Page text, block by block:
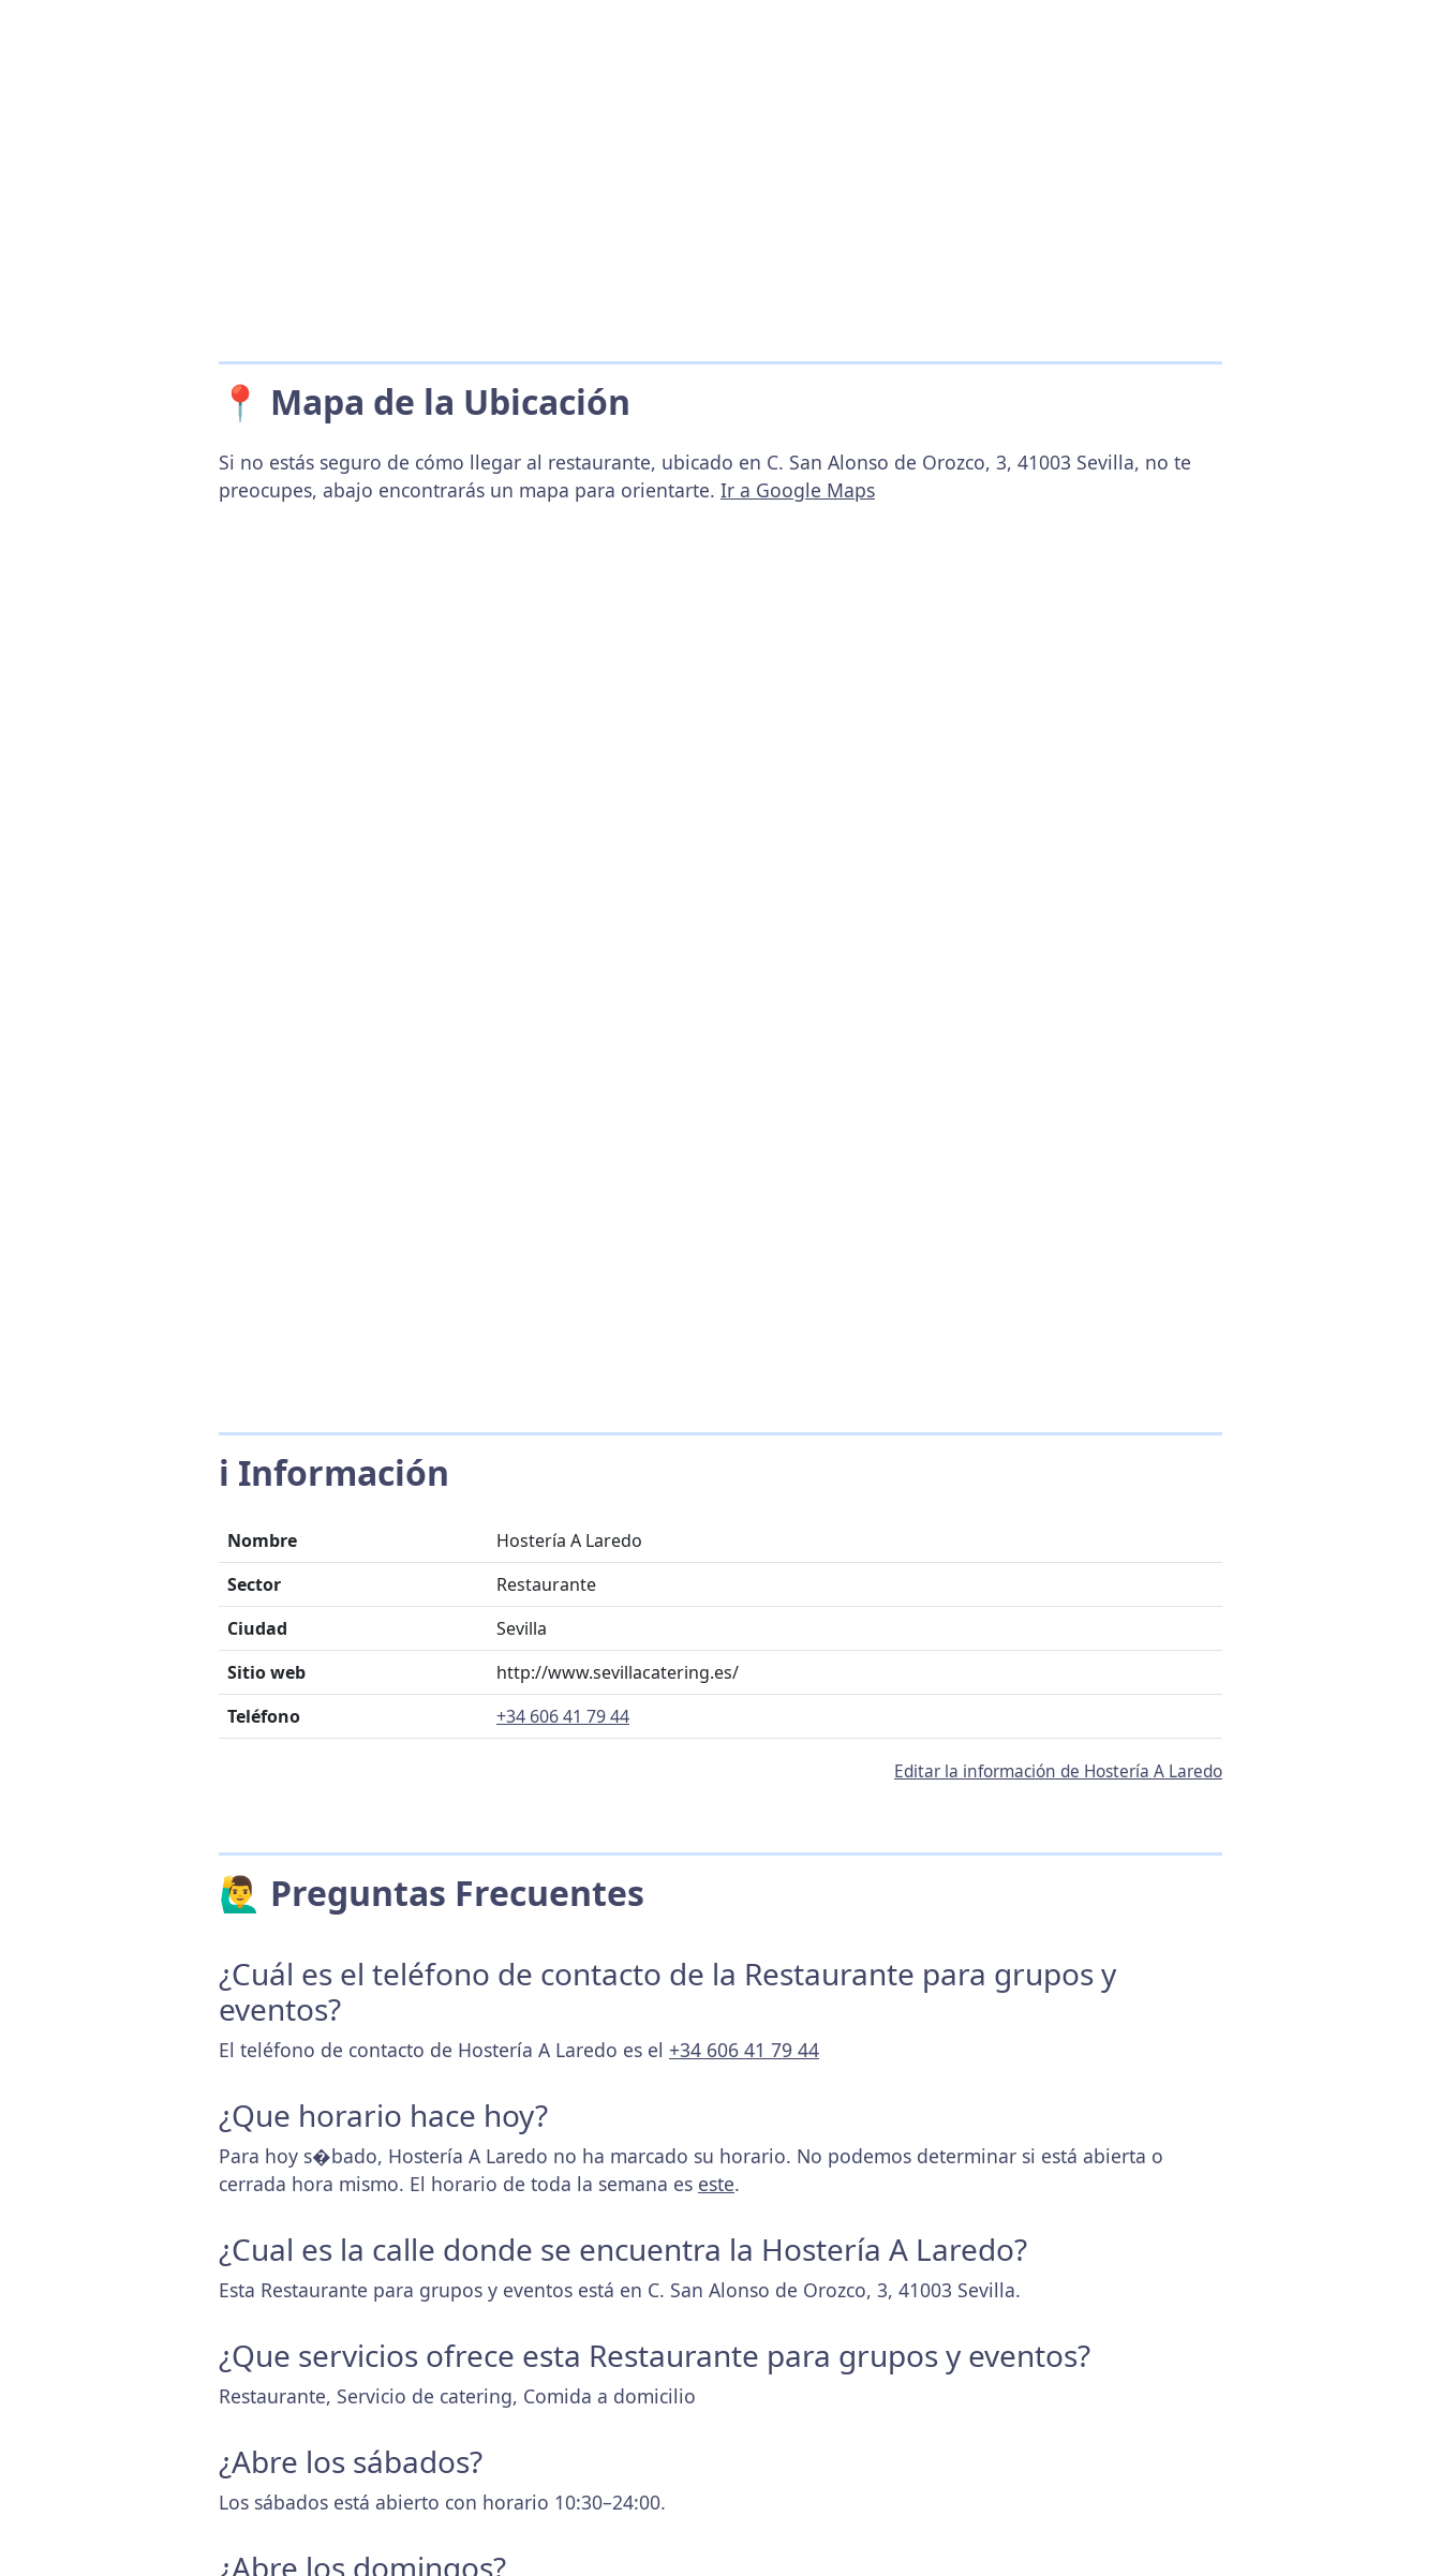
📍 Mapa de la Ubicación
Si no estás seguro de cómo llegar al restaurante, ubicado en C. San Alonso de Orozco, 3, 41003 Sevilla, no te
preocupes, abajo encontrarás un mapa para orientarte. Ir a Google Maps
ℹ️ Información
Nombre
Hostería A Laredo
Sector
Restaurante
Ciudad
Sevilla
Sitio web
http://www.sevillacatering.es/
Teléfono
+34 606 41 79 44
Editar la información de Hostería A Laredo
🙋‍♂️ Preguntas Frecuentes
¿Cuál es el teléfono de contacto de la Restaurante para grupos y
eventos?
El teléfono de contacto de Hostería A Laredo es el +34 606 41 79 44
¿Que horario hace hoy?
Para hoy s�bado, Hostería A Laredo no ha marcado su horario. No podemos determinar si está abierta o
cerrada hora mismo. El horario de toda la semana es este.
¿Cual es la calle donde se encuentra la Hostería A Laredo?
Esta Restaurante para grupos y eventos está en C. San Alonso de Orozco, 3, 41003 Sevilla.
¿Que servicios ofrece esta Restaurante para grupos y eventos?
Restaurante, Servicio de catering, Comida a domicilio
¿Abre los sábados?
Los sábados está abierto con horario 10:30–24:00.
¿Abre los domingos?